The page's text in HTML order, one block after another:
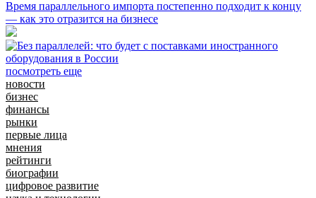
Время параллельного импорта постепенно подходит к концу
— как это отразится на бизнесе
посмотреть еще
новости
бизнес
финансы
рынки
первые лица
мнения
рейтинги
биографии
цифровое развитие